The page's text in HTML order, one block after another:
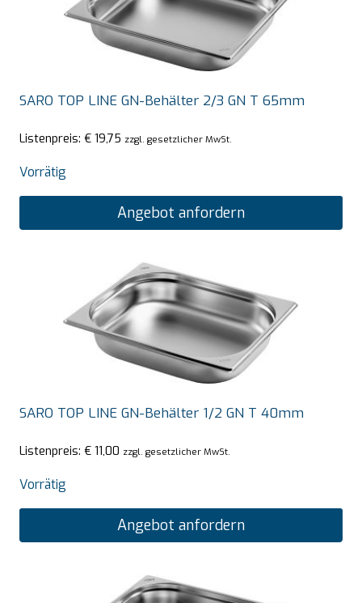
SARO TOP LINE GN-Behälter 2/3 GN T 65mm
Listenpreis: € 19,75 zzgl. gesetzlicher MwSt.
Vorrätig
Angebot anfordern
SARO TOP LINE GN-Behälter 1/2 GN T 40mm
Listenpreis: € 11,00 zzgl. gesetzlicher MwSt.
Vorrätig
Angebot anfordern